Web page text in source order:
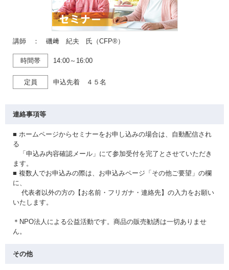
講師 ： 磯﨑 紀夫 氏（CFP®）
時間帯 14:00～16:00
定員 申込先着 ４５名
連絡事項等
■ ホームページからセミナーをお申し込みの場合は、自動配信され
る
「申込み内容確認メール」にて参加受付を完了とさせていただき
ます。
■ 複数人でお申込みの際は、お申込みページ「その他ご要望」の欄
に、
代表者以外の方の【お名前・フリガナ・連絡先】の入力をお願い
いたします。
＊NPO法人による公益活動です。商品の販売勧誘は一切ありませ
ん。
その他